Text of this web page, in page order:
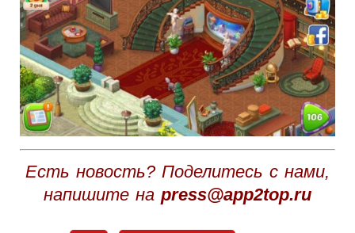
Есть новость? Поделитесь с нами,
напишите на press@app2top.ru